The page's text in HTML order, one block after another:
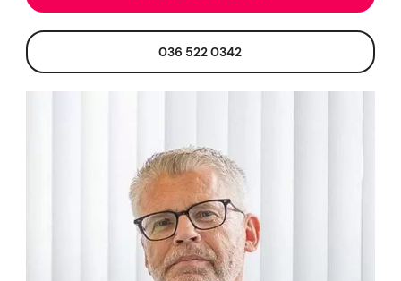
036 522 0342